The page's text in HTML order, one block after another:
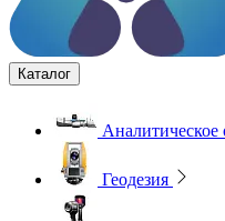
Каталог
Аналитическое
Геодезия